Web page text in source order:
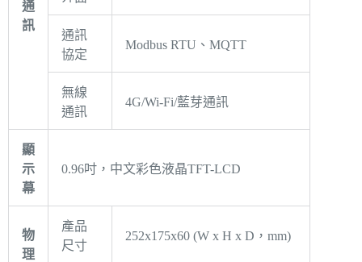
通
訊
通訊
協定
Modbus RTU、MQTT
無線
通訊
4G/Wi-Fi/藍芽通訊
顯
示
幕
0.96吋，中文彩色液晶TFT-LCD
物
理
產品
尺寸
252x175x60 (W x H x D，mm)